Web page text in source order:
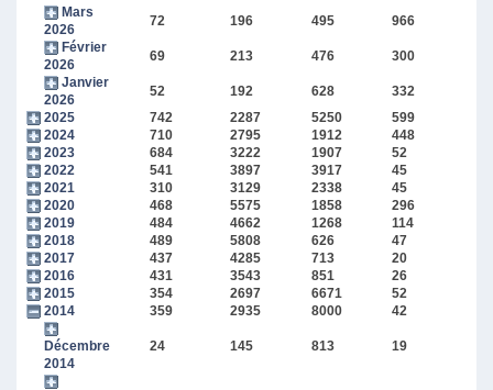
Mars
2026
72 196 495 966
Février
2026
69 213 476 300
Janvier
2026
52 192 628 332
2025
742 2287 5250 599
2024
710 2795 1912 448
2023
684 3222 1907 52
2022
541 3897 3917 45
2021
310 3129 2338 45
2020
468 5575 1858 296
2019
484 4662 1268 114
2018
489 5808 626 47
2017
437 4285 713 20
2016
431 3543 851 26
2015
354 2697 6671 52
2014
359 2935 8000 42
Décembre
2014
24 145 813 19